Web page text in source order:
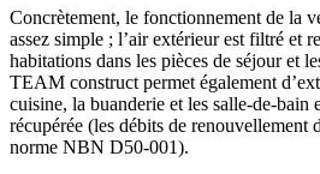
Concrètement, le fonctionnement de la
assez simple ; l’air extérieur est filtré et
habitations dans les pièces de séjour et
TEAM construct permet également
cuisine, la buanderie et les salle-de-bain
récupérée (les débits de renouvellement
norme NBN D50-001).